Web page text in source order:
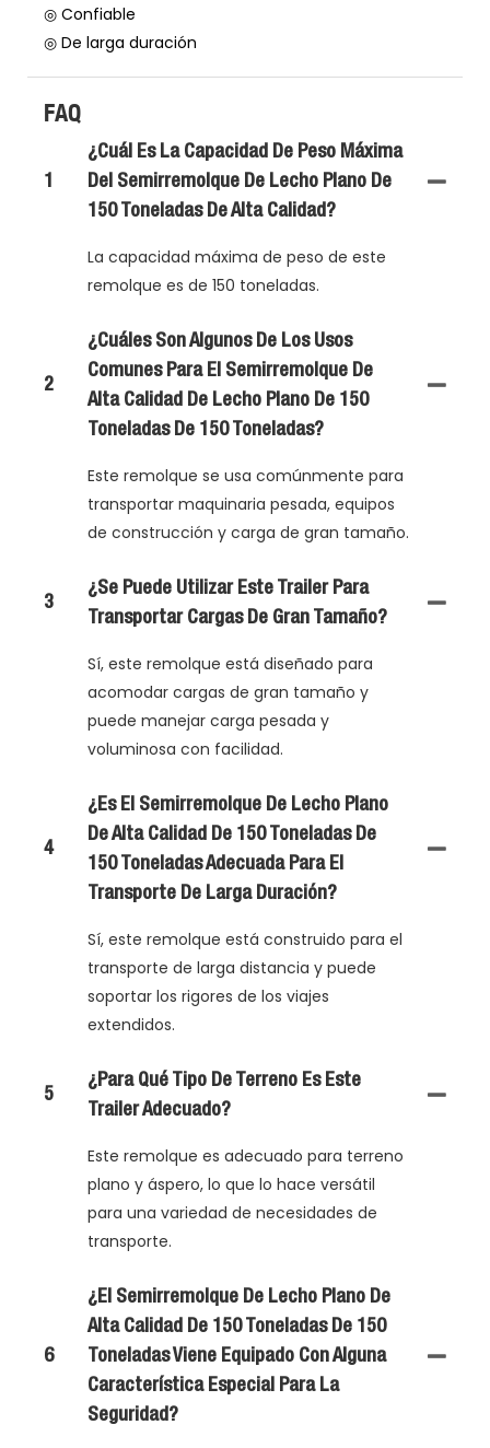
◎ Confiable
◎ De larga duración
FAQ
1
¿Cuál Es La Capacidad De Peso Máxima
Del Semirremolque De Lecho Plano De
150 Toneladas De Alta Calidad?
La capacidad máxima de peso de este
remolque es de 150 toneladas.
2
¿Cuáles Son Algunos De Los Usos
Comunes Para El Semirremolque De
Alta Calidad De Lecho Plano De 150
Toneladas De 150 Toneladas?
Este remolque se usa comúnmente para
transportar maquinaria pesada, equipos
de construcción y carga de gran tamaño.
3
¿Se Puede Utilizar Este Trailer Para
Transportar Cargas De Gran Tamaño?
Sí, este remolque está diseñado para
acomodar cargas de gran tamaño y
puede manejar carga pesada y
voluminosa con facilidad.
4
¿Es El Semirremolque De Lecho Plano
De Alta Calidad De 150 Toneladas De
150 Toneladas Adecuada Para El
Transporte De Larga Duración?
Sí, este remolque está construido para el
transporte de larga distancia y puede
soportar los rigores de los viajes
extendidos.
5
¿Para Qué Tipo De Terreno Es Este
Trailer Adecuado?
Este remolque es adecuado para terreno
plano y áspero, lo que lo hace versátil
para una variedad de necesidades de
transporte.
6
¿El Semirremolque De Lecho Plano De
Alta Calidad De 150 Toneladas De 150
Toneladas Viene Equipado Con Alguna
Característica Especial Para La
Seguridad?